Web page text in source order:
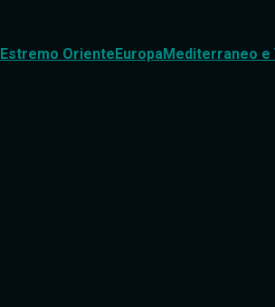
Estremo OrienteEuropaMediterraneo e